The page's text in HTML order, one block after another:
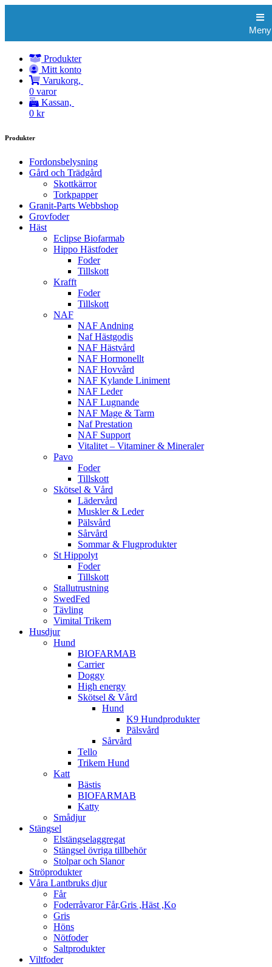
Meny
Produkter
Mitt konto
Varukorg,
0 varor
Kassan,
0 kr
Produkter
Fordonsbelysning
Gård och Trädgård
Skottkärror
Torkpapper
Granit-Parts Webbshop
Grovfoder
Häst
Eclipse Biofarmab
Hippo Hästfoder
Foder
Tillskott
Krafft
Foder
Tillskott
NAF
NAF Andning
Naf Hästgodis
NAF Hästvård
NAF Hormonellt
NAF Hovvård
NAF Kylande Liniment
NAF Leder
NAF Lugnande
NAF Mage & Tarm
Naf Prestation
NAF Support
Vitalitet – Vitaminer & Mineraler
Pavo
Foder
Tillskott
Skötsel & Vård
Lädervård
Muskler & Leder
Pälsvård
Sårvård
Sommar & Flugprodukter
St Hippolyt
Foder
Tillskott
Stallutrustning
SwedFed
Tävling
Vimital Trikem
Husdjur
Hund
BIOFARMAB
Carrier
Doggy
High energy
Skötsel & Vård
Hund
K9 Hundprodukter
Pälsvård
Sårvård
Tello
Trikem Hund
Katt
Bästis
BIOFARMAB
Katty
Smådjur
Stängsel
Elstängselaggregat
Stängsel övriga tillbehör
Stolpar och Slanor
Ströprodukter
Våra Lantbruks djur
Får
Foderråvaror Får,Gris ,Häst ,Ko
Gris
Höns
Nötfoder
Saltprodukter
Viltfoder